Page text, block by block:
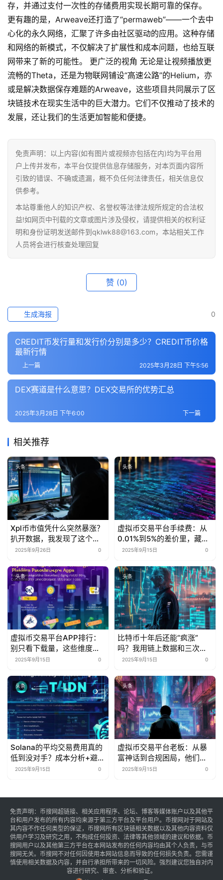
存，并通过支付一次性的存储费用实现长期可靠的保存。
更有趣的是，Arweave还打造了“permaweb”——一个去中
心化的永久网络，汇聚了许多由社区驱动的应用。这种存储
和网络的新模式，不仅解决了扩展性和成本问题，也给互联
网带来了新的可能性。 更广泛的视角 无论是让视频播放更
流畅的Theta，还是为物联网铺设“高速公路”的Helium，亦
或是解决数据保存难题的Arweave，这些项目共同展示了区
块链技术在现实生活中的巨大潜力。它们不仅推动了技术的
发展，还让我们的生活更加智能和便捷。
免责声明：以上内容(如有图片或视频亦包括在内)均为平台用
户上传并发布，本平台仅提供信息存储服务，对本页面内容所
引致的错误、不确或遗漏，概不负任何法律责任，相关信息仅
供参考。
本站尊重他人的知识产权、名誉权等法律法规所规定的合法权
益!如网页中刊载的文章或图片涉及侵权，请提供相关的权利证
明和身份证明发送邮件到qklwk88@163.com，本站相关工作
人员将会进行核查处理回复
赞 (0)
0
生成海报
CREDIT币发行量和发行价分别是多少？CREDIT币价格
最新行情
上一篇 2025年3月28日 下午5:56
DEX赛道是什么意思？DEX交易所的优势汇总
下一篇
2025年3月28日 下午6:00
相关推荐
头条
Xpl币市值凭什么突然暴涨？
扒开数据，我发现了这个行
业秘密
2025年9月26日 0
头条
虚拟币交易平台手续费：从
0.01%到5%的差价里，藏着
多少被忽略的省钱密码？
2025年9月15日 0
头条
虚拟币交易平台APP排行：
别只看下载量，这些维度才
是“真·核心指标”
2025年9月15日 0
头条
比特币十年后还能“疯涨”
吗？我用链上数据和三次抄
底经历告诉你
2025年9月15日 0
头条
Solana的平均交易费用真的
低到没对手？成本分析+避坑
指南来了
2025年9月15日 0
头条
虚拟币交易平台老板：从暴
富神话到合规困局，他们的
生存游戏变了？
2025年9月15日 0
免责声明：币搜网超链接、相关应用程序、论坛、博客等媒体账户以及其他平
台和用户发布的所有内容均来源于第三方平台及平台用户。币搜网对于网站及
其内容不作任何类型的保证，币搜网所有区块链相关数据以及其他内容资料仅
供用户学习及研究之用，不构成任何投资、法律等其他领域的建议和依据。币
搜网用户以及其他第三方平台在本网站发布的任何内容均由其个人负责，与币
搜网无关。币搜网不对任何因使用本网站信息而导致的任何损失负责。您需谨
慎使用相关数据及内容，并自行承担所带来的一切风险。强烈建议您独自对内
容进行研究、审查、分析和验证。